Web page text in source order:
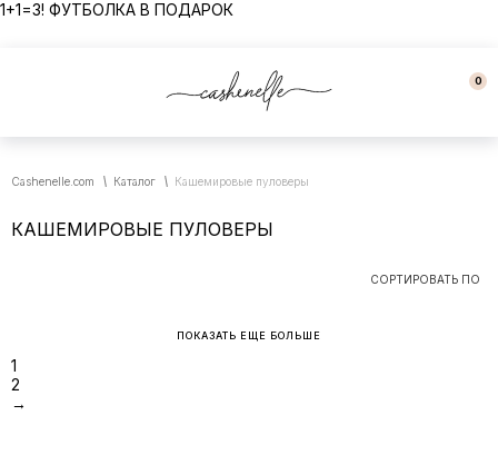
1+1=3! ФУТБОЛКА В ПОДАРОК
0
Cashenelle.com Каталог Кашемировые пуловеры
КАШЕМИРОВЫЕ ПУЛОВЕРЫ
СОРТИРОВАТЬ ПО
ПОКАЗАТЬ ЕЩЕ БОЛЬШЕ
1
2
→